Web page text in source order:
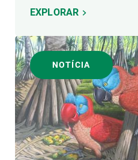
EXPLORAR
NOTÍCIA